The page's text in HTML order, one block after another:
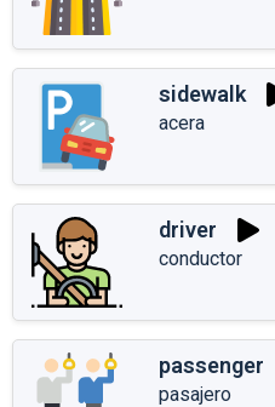
sidewalk
acera
driver
conductor
passenger
pasajero